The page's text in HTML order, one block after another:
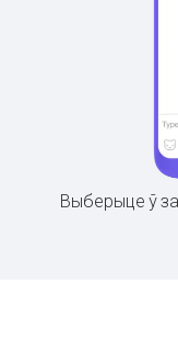
Выберыце ў